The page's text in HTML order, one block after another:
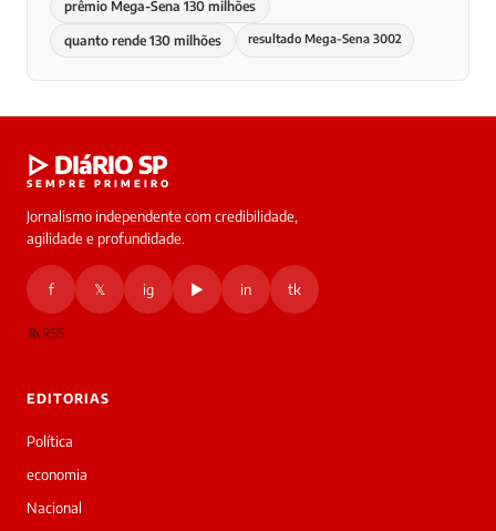
prêmio Mega-Sena 130 milhões
quanto rende 130 milhões resultado Mega-Sena 3002
▷ DIáRIO SP
SEMPRE PRIMEIRO
Jornalismo independente com credibilidade,
agilidade e profundidade.
f 𝕏 ig ▶ in tk
RSS
EDITORIAS
Política
economia
Nacional